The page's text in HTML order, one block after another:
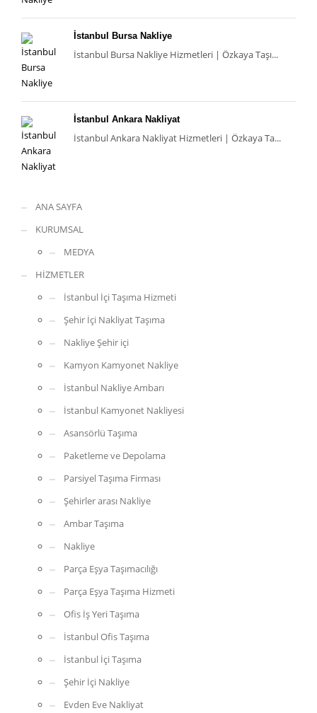
İstanbul Bursa Nakliye
İstanbul Bursa Nakliye Hizmetleri | Özkaya Taşı...
İstanbul Ankara Nakliyat
İstanbul Ankara Nakliyat Hizmetleri | Özkaya Ta...
ANA SAYFA
KURUMSAL
MEDYA
HİZMETLER
İstanbul İçi Taşıma Hizmeti
Şehir İçi Nakliyat Taşıma
Nakliye Şehir içi
Kamyon Kamyonet Nakliye
İstanbul Nakliye Ambarı
İstanbul Kamyonet Nakliyesi
Asansörlü Taşıma
Paketleme ve Depolama
Parsiyel Taşıma Firması
Şehirler arası Nakliye
Ambar Taşıma
Nakliye
Parça Eşya Taşımacılığı
Parça Eşya Taşıma Hizmeti
Ofis İş Yeri Taşıma
İstanbul Ofis Taşıma
İstanbul İçi Taşıma
Şehir İçi Nakliye
Evden Eve Nakliyat